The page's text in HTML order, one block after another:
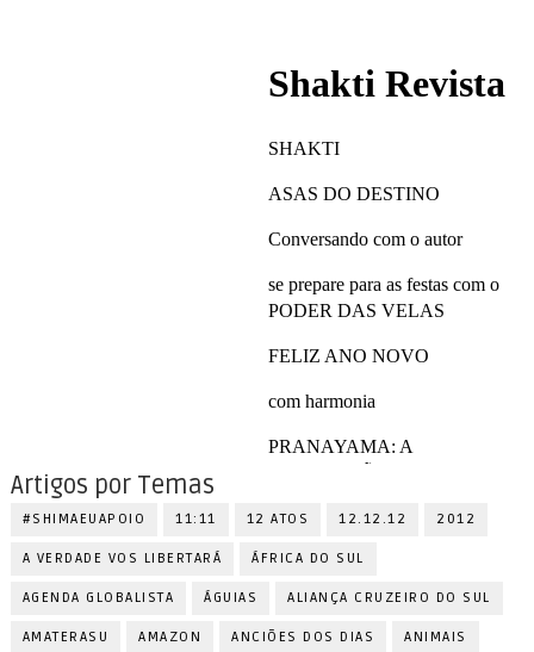
Artigos por Temas
#SHIMAEUAPOIO 11:11 12 ATOS 12.12.12 2012
A VERDADE VOS LIBERTARÁ ÁFRICA DO SUL
AGENDA GLOBALISTA ÁGUIAS ALIANÇA CRUZEIRO DO SUL
AMATERASU AMAZON ANCIÕES DOS DIAS ANIMAIS